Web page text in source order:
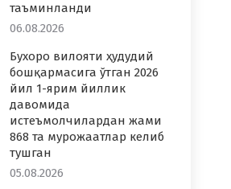
таъминланди
06.08.2026
Бухоро вилояти ҳудудий
бошқармасига ўтган 2026
йил 1-ярим йиллик
давомида
истеъмолчилардан жами
868 та мурожаатлар келиб
тушган
05.08.2026